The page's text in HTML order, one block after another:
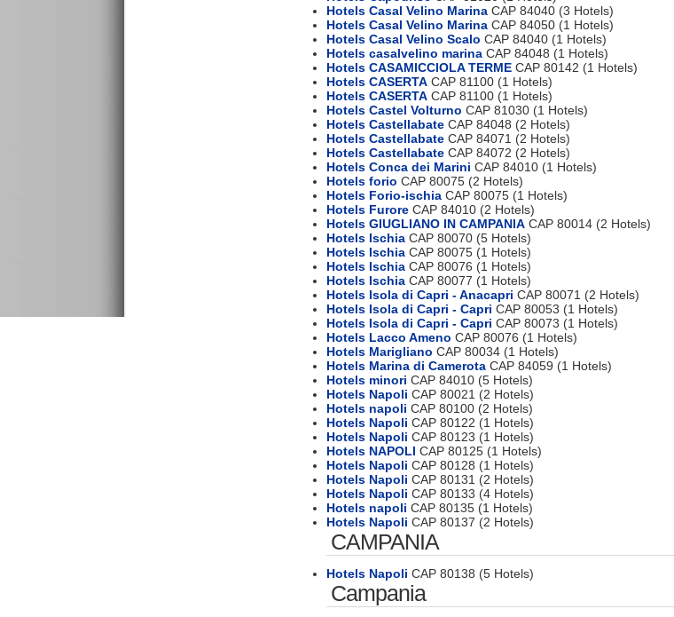
Hotels Casal Velino Marina CAP 84040 (3 Hotels)
Hotels Casal Velino Marina CAP 84050 (1 Hotels)
Hotels Casal Velino Scalo CAP 84040 (1 Hotels)
Hotels casalvelino marina CAP 84048 (1 Hotels)
Hotels CASAMICCIOLA TERME CAP 80142 (1 Hotels)
Hotels CASERTA CAP 81100 (1 Hotels)
Hotels CASERTA CAP 81100 (1 Hotels)
Hotels Castel Volturno CAP 81030 (1 Hotels)
Hotels Castellabate CAP 84048 (2 Hotels)
Hotels Castellabate CAP 84071 (2 Hotels)
Hotels Castellabate CAP 84072 (2 Hotels)
Hotels Conca dei Marini CAP 84010 (1 Hotels)
Hotels forio CAP 80075 (2 Hotels)
Hotels Forio-ischia CAP 80075 (1 Hotels)
Hotels Furore CAP 84010 (2 Hotels)
Hotels GIUGLIANO IN CAMPANIA CAP 80014 (2 Hotels)
Hotels Ischia CAP 80070 (5 Hotels)
Hotels Ischia CAP 80075 (1 Hotels)
Hotels Ischia CAP 80076 (1 Hotels)
Hotels Ischia CAP 80077 (1 Hotels)
Hotels Isola di Capri - Anacapri CAP 80071 (2 Hotels)
Hotels Isola di Capri - Capri CAP 80053 (1 Hotels)
Hotels Isola di Capri - Capri CAP 80073 (1 Hotels)
Hotels Lacco Ameno CAP 80076 (1 Hotels)
Hotels Marigliano CAP 80034 (1 Hotels)
Hotels Marina di Camerota CAP 84059 (1 Hotels)
Hotels minori CAP 84010 (5 Hotels)
Hotels Napoli CAP 80021 (2 Hotels)
Hotels napoli CAP 80100 (2 Hotels)
Hotels Napoli CAP 80122 (1 Hotels)
Hotels Napoli CAP 80123 (1 Hotels)
Hotels NAPOLI CAP 80125 (1 Hotels)
Hotels Napoli CAP 80128 (1 Hotels)
Hotels Napoli CAP 80131 (2 Hotels)
Hotels Napoli CAP 80133 (4 Hotels)
Hotels napoli CAP 80135 (1 Hotels)
Hotels Napoli CAP 80137 (2 Hotels)
CAMPANIA
Hotels Napoli CAP 80138 (5 Hotels)
Campania